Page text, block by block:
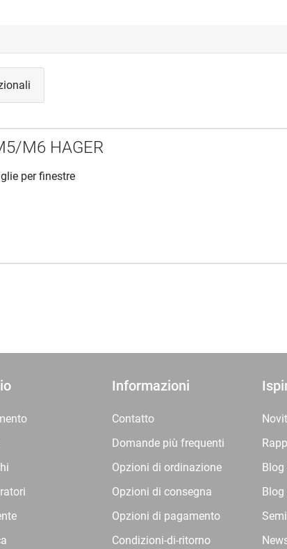
M6 HAGER
per finestre
Informazioni
Contatto
Domande più frequenti
Opzioni di ordinazione
Opzioni di consegna
Opzioni di pagamento
Condizioni-di-ritorno
Blog